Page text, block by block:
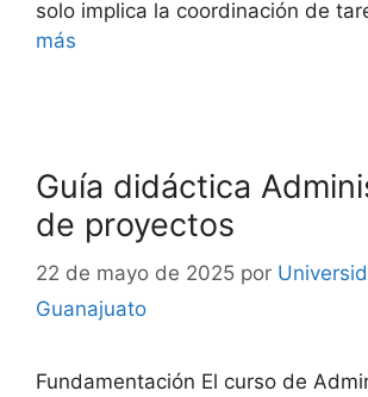
solo implica la coordinación de
más
Guía didáctica
de proyectos
22 de mayo de 2025 por
Guanajuato
Fundamentación El curso de